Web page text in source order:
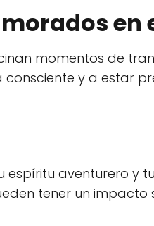
momentos de
consciente y a estar
aventurero y
tener un impacto